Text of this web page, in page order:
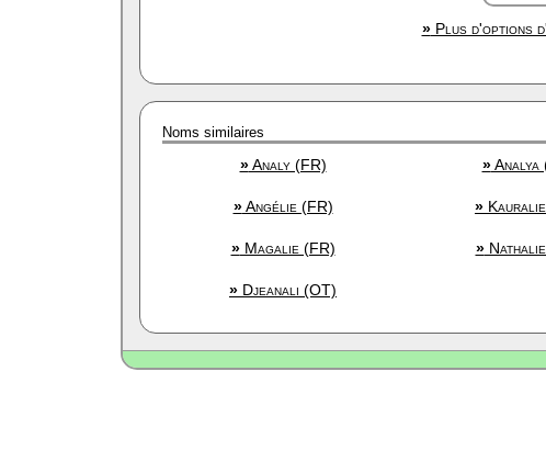
»Plus d'options
Noms similaires
»Analy (FR) »Analya
»Angélie (FR) »
»Magalie (FR) »
» Djeanali (OT)